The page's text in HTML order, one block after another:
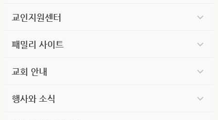
교인지원센터
패밀리 사이트
교회 안내
행사와 소식